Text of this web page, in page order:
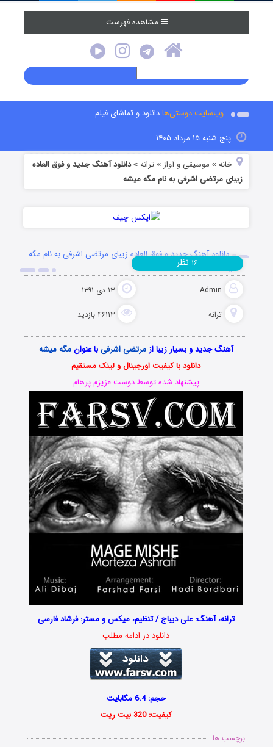
مشاهده فهرست
وب‌سایت دوستی‌هادانلود و تماشای فیلم
پنج شنبه ۱۵ مرداد ۱۴۰۵
خانه » موسیقی و آواز »ترانه »دانلود آهنگ جدید و فوق العاده
زیبای مرتضی اشرفی به نام مگه میشه
دانلود آهنگ جدید و فوق العاده زیبای مرتضی اشرفی به نام مگه
میشه
Admin ۱۳ دی ۱۳۹۱
ترانه ۴۶۱۱۳ بازدید
۱۶ نظر
آهنگ جدید و بسیار زیبا ازمرتضی اشرفیبا عنوانمگه میشه
دانلود با کیفیت اورجینال و لینک مستقیم
پیشنهاد شده توسط دوست عزیزم پرهام
ترانه، آهنگ: علی دیباج / تنظیم، میکس و مستر: فرشاد فارسی
دانلود در ادامه مطلب
حجم: 6.4 مگابایت
کیفیت: 320 بیت ریت
برچسب ها